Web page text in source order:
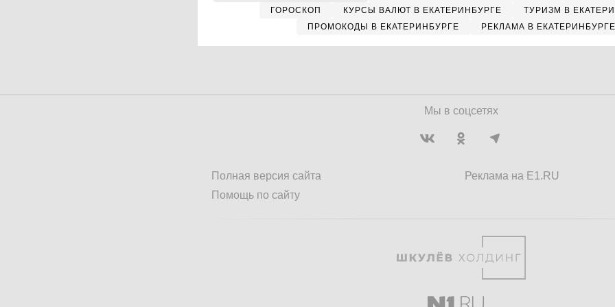
ГОРОСКОП
КУРСЫ ВАЛЮТ В ЕКАТЕРИНБУРГЕ
ТУРИЗМ В
ПРОМОКОДЫ В ЕКАТЕРИНБУРГЕ
РЕКЛАМА В ЕКАТЕРИНБУРГЕ
Мы в соцсетях
Полная версия сайта
Помощь по сайту
Реклама на E1.RU